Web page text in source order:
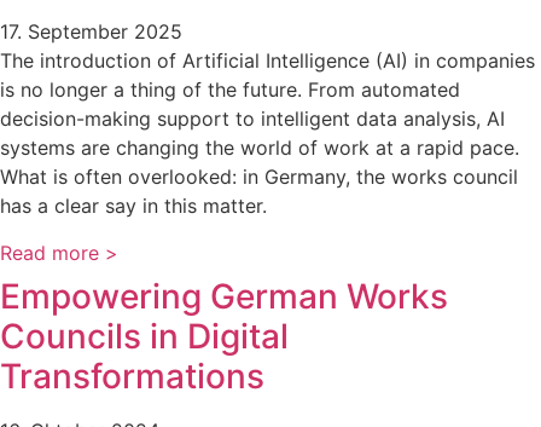
17. September 2025
The introduction of Artificial Intelligence (AI) in companies
is no longer a thing of the future. From automated
decision-making support to intelligent data analysis, AI
systems are changing the world of work at a rapid pace.
What is often overlooked: in Germany, the works council
has a clear say in this matter.
Read more >
Empowering German Works
Councils in Digital
Transformations